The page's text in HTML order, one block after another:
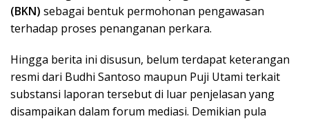
(BKN) sebagai bentuk permohonan pengawasan
terhadap proses penanganan perkara.
Hingga berita ini disusun, belum terdapat keterangan
resmi dari Budhi Santoso maupun Puji Utami terkait
substansi laporan tersebut di luar penjelasan yang
disampaikan dalam forum mediasi. Demikian pula